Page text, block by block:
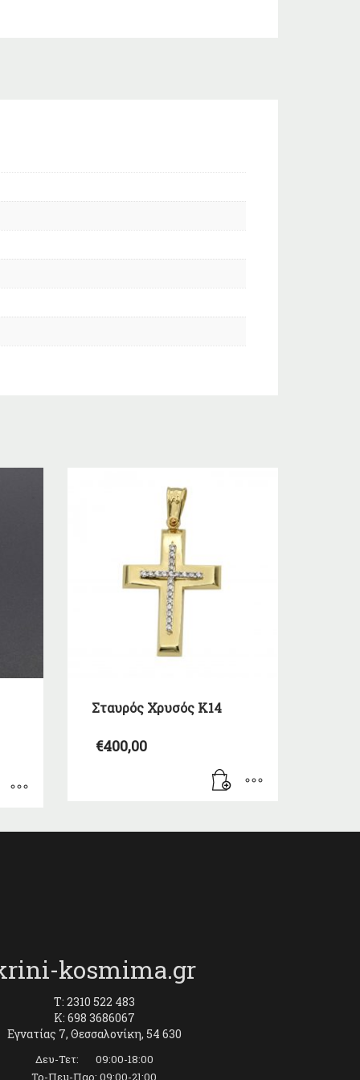
Σταυρός Χρυσός Κ14
€400,00
kosmima.gr
T: 2310 522 483
K: 698 3686067
Εγνατίας 7, Θεσσαλονίκη, 54 630
Δευ-Τετ: 09:00-18:00
Τρ-Πεμ-Παρ: 09:00-21:00